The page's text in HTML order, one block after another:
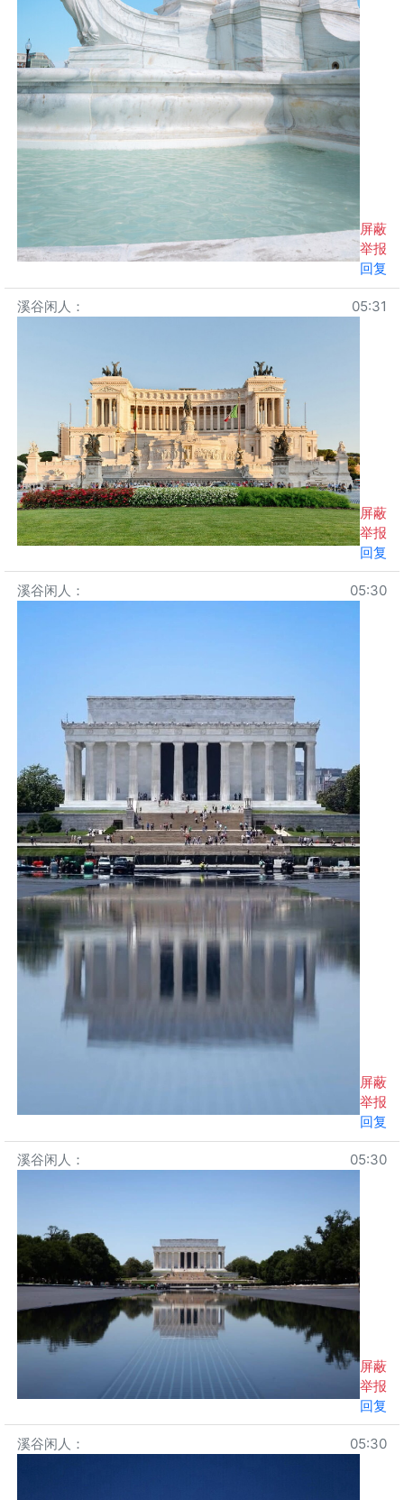
屏蔽
举报
回复
溪谷闲人 ： 05:31
屏蔽
举报
回复
溪谷闲人 ： 05:30
屏蔽
举报
回复
溪谷闲人 ： 05:30
屏蔽
举报
回复
溪谷闲人 ： 05:30